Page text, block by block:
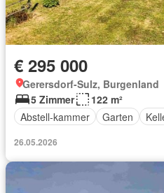
€ 295 000
Gerersdorf-Sulz, Burgenland
5 Zimmer
122 m²
Abstell-kammer
Garten
26.05.2026